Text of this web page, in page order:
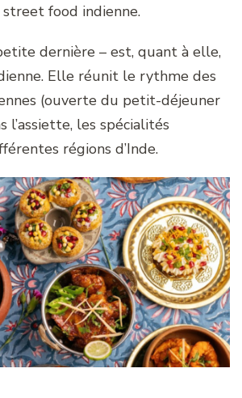
food indienne.
dernière – est, quant à elle,
Elle réunit le rythme des
(ouverte du petit-déjeuner
l’assiette, les spécialités
régions d’Inde.